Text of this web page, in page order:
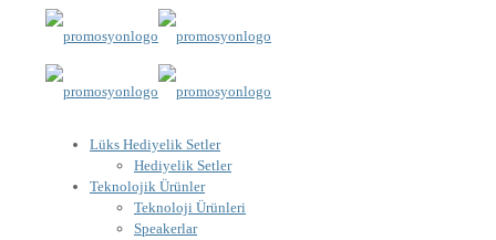
Lüks Hediyelik Setler
Hediyelik Setler
Teknolojik Ürünler
Teknoloji Ürünleri
Speakerlar